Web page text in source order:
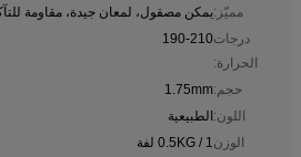
مميّز:يمكن مصقول، لمعان جيدة، مقاومة
درجات
الحرارة:
190-210
حجم:1.75mm
اللون:الطبيعية
الوزن0.5KG / 1 لفة